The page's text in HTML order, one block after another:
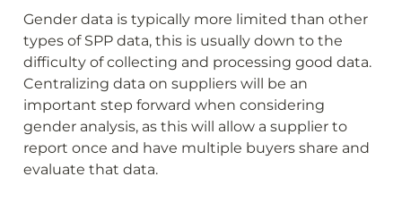
Gender data is typically more limited than other
types of SPP data, this is usually down to the
difficulty of collecting and processing good data.
Centralizing data on suppliers will be an
important step forward when considering
gender analysis, as this will allow a supplier to
report once and have multiple buyers share and
evaluate that data.